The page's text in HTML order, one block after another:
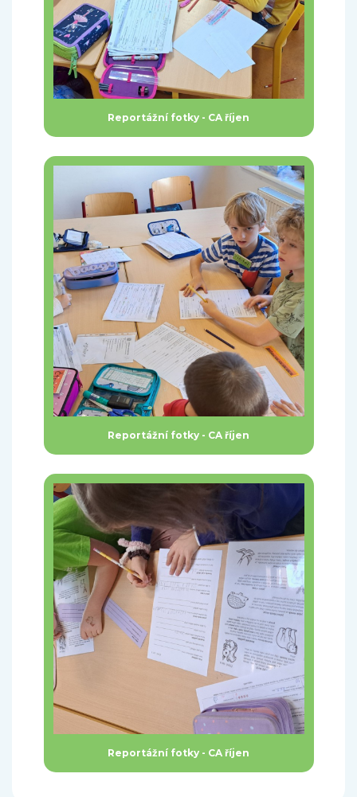
Reportážní fotky - CA říjen
Reportážní fotky - CA říjen
Reportážní fotky - CA říjen